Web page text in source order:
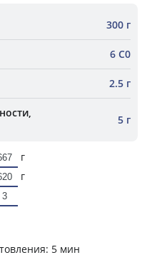
300 г
6 С0
2.5 г
5 г
г
г
5 мин